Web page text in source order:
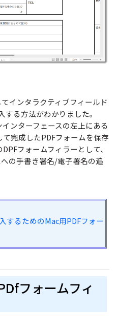
インタラクティブフィールド
る方法がわかりました。
ンターフェースの左上にある
て完成したPDFフォームを保存
フォームフィラーとして、
の手書き署名/電子署名の追
するためのMac用PDFフォー
フォームフィ